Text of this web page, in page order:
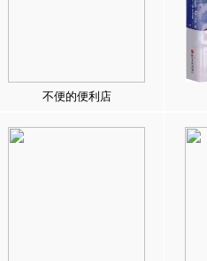
不便的便利店